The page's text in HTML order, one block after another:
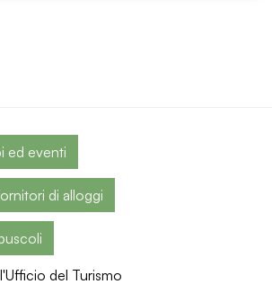
ed eventi
di alloggi
del Turismo